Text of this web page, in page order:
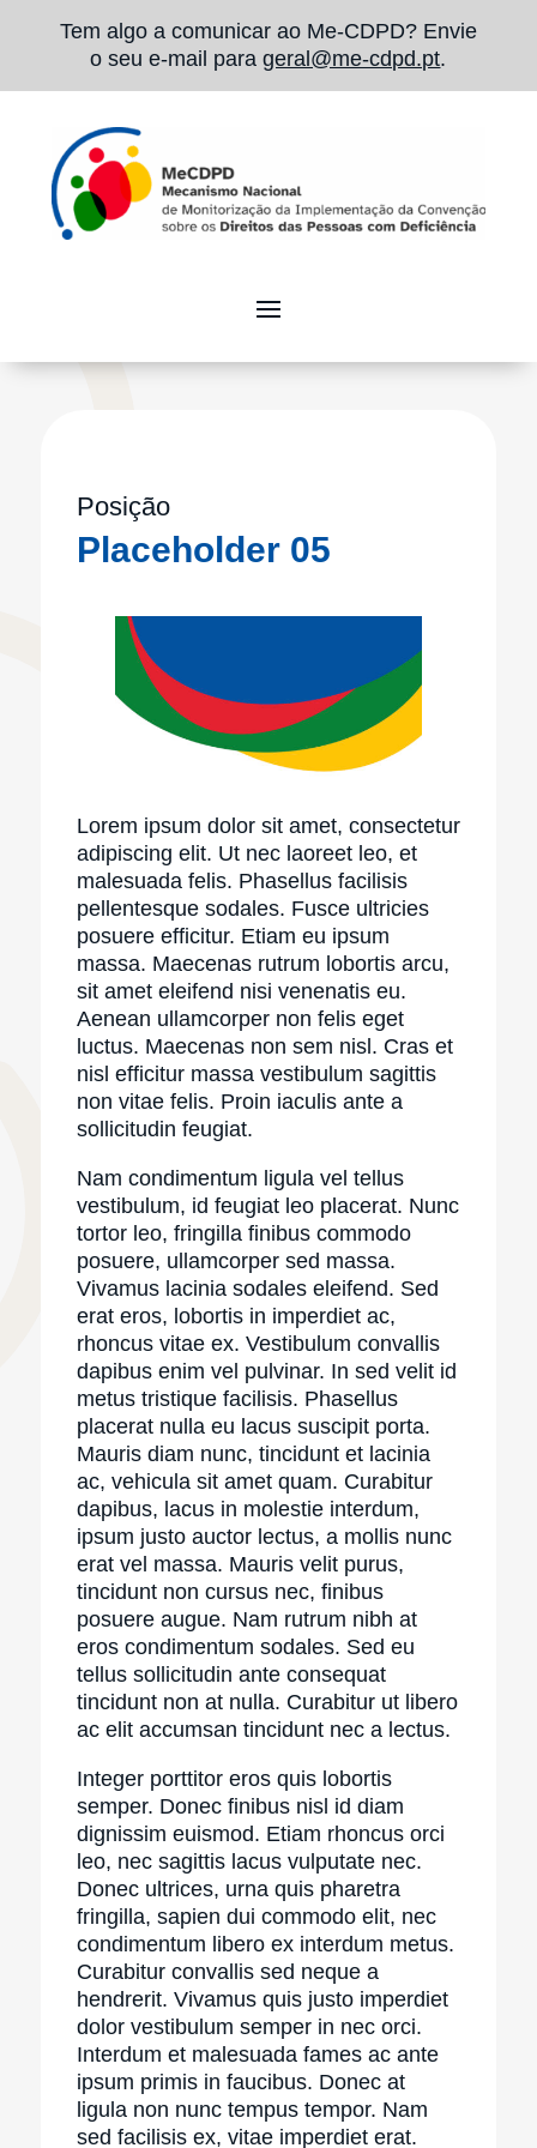
Tem algo a comunicar ao Me-CDPD? Envie
o seu e-mail parageral@me-cdpd.pt.
Posição
Placeholder 05
Lorem ipsum dolor sit amet, consectetur
adipiscing elit. Ut nec laoreet leo, et
malesuada felis. Phasellus facilisis
pellentesque sodales. Fusce ultricies
posuere efficitur. Etiam eu ipsum
massa. Maecenas rutrum lobortis arcu,
sit amet eleifend nisi venenatis eu.
Aenean ullamcorper non felis eget
luctus. Maecenas non sem nisl. Cras et
nisl efficitur massa vestibulum sagittis
non vitae felis. Proin iaculis ante a
sollicitudin feugiat.
Nam condimentum ligula vel tellus
vestibulum, id feugiat leo placerat. Nunc
tortor leo, fringilla finibus commodo
posuere, ullamcorper sed massa.
Vivamus lacinia sodales eleifend. Sed
erat eros, lobortis in imperdiet ac,
rhoncus vitae ex. Vestibulum convallis
dapibus enim vel pulvinar. In sed velit id
metus tristique facilisis. Phasellus
placerat nulla eu lacus suscipit porta.
Mauris diam nunc, tincidunt et lacinia
ac, vehicula sit amet quam. Curabitur
dapibus, lacus in molestie interdum,
ipsum justo auctor lectus, a mollis nunc
erat vel massa. Mauris velit purus,
tincidunt non cursus nec, finibus
posuere augue. Nam rutrum nibh at
eros condimentum sodales. Sed eu
tellus sollicitudin ante consequat
tincidunt non at nulla. Curabitur ut libero
ac elit accumsan tincidunt nec a lectus.
Integer porttitor eros quis lobortis
semper. Donec finibus nisl id diam
dignissim euismod. Etiam rhoncus orci
leo, nec sagittis lacus vulputate nec.
Donec ultrices, urna quis pharetra
fringilla, sapien dui commodo elit, nec
condimentum libero ex interdum metus.
Curabitur convallis sed neque a
hendrerit. Vivamus quis justo imperdiet
dolor vestibulum semper in nec orci.
Interdum et malesuada fames ac ante
ipsum primis in faucibus. Donec at
ligula non nunc tempus tempor. Nam
sed facilisis ex, vitae imperdiet erat.